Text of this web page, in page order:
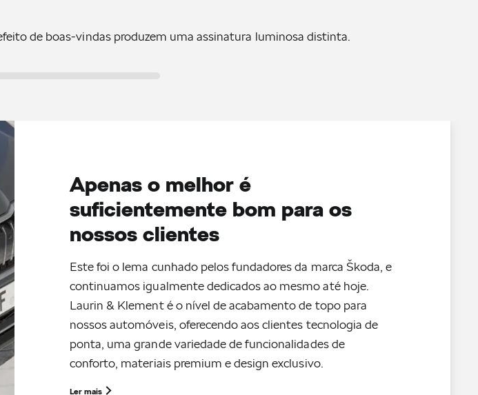
de boas-vindas produzem uma assinatura luminosa distinta.
Apenas o melhor é
suficientemente bom para os
nossos clientes
Este foi o lema cunhado pelos fundadores da marca Škoda, e
continuamos igualmente dedicados ao mesmo até hoje.
Laurin & Klement é o nível de acabamento de topo para
nossos automóveis, oferecendo aos clientes tecnologia de
ponta, uma grande variedade de funcionalidades de
conforto, materiais premium e design exclusivo.
Ler mais